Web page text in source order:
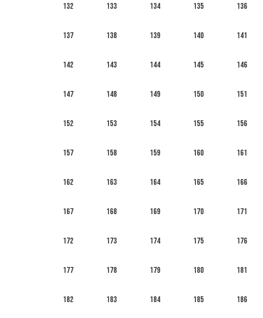
132 133 134 135 136
137 138 139 140 141
142 143 144 145 146
147 148 149 150 151
152 153 154 155 156
157 158 159 160 161
162 163 164 165 166
167 168 169 170 171
172 173 174 175 176
177 178 179 180 181
182 183 184 185 186